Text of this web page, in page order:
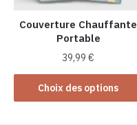
Couverture Chauffante
Portable
39,99€
Choix des options
Ce
produit